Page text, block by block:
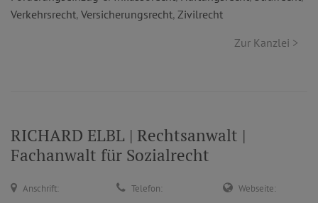
Verkehrsrecht, Versicherungsrecht, Zivilrecht
Zur Kanzlei >
RICHARD ELBL | Rechtsanwalt |
Fachanwalt für Sozialrecht
Anschrift: Telefon: Webseite: